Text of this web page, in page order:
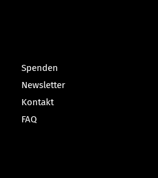
Spenden
Newsletter
Kontakt
FAQ